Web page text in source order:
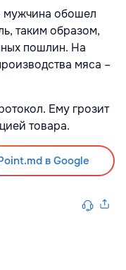
мужчина обошел
таким образом,
пошлин. На
мяса –
Ему грозит
товара.
в Google